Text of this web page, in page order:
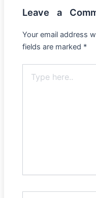
Leave a
Your email address
fields are marked *
here..